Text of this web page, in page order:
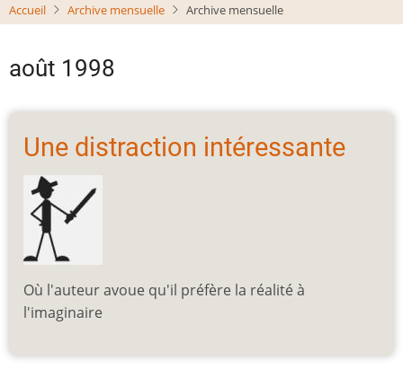
Accueil Archive mensuelle Archive mensuelle
août 1998
Une distraction intéressante
Où l'auteur avoue qu'il préfère la réalité à
l'imaginaire